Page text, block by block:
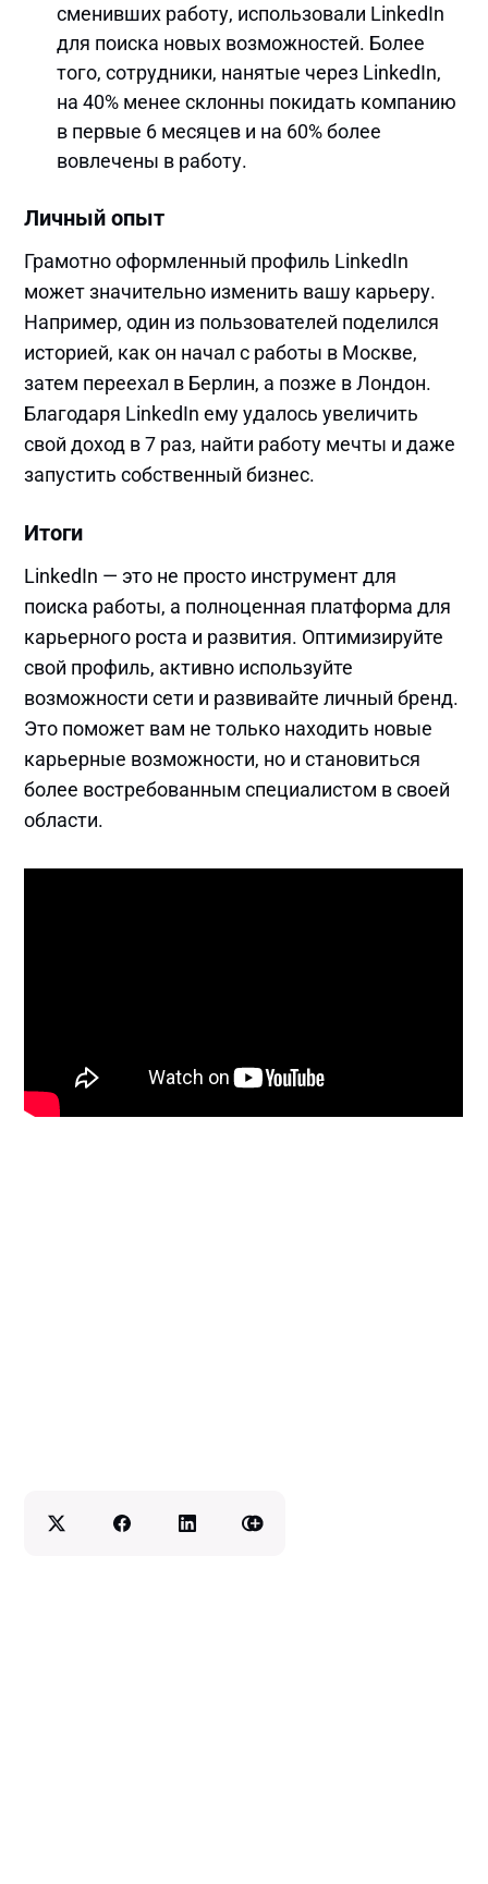
сменивших работу, использовали LinkedIn
для поиска новых возможностей. Более
того, сотрудники, нанятые через LinkedIn,
на 40% менее склонны покидать компанию
в первые 6 месяцев и на 60% более
вовлечены в работу.
Личный опыт
Грамотно оформленный профиль LinkedIn
может значительно изменить вашу карьеру.
Например, один из пользователей поделился
историей, как он начал с работы в Москве,
затем переехал в Берлин, а позже в Лондон.
Благодаря LinkedIn ему удалось увеличить
свой доход в 7 раз, найти работу мечты и даже
запустить собственный бизнес.
Итоги
LinkedIn — это не просто инструмент для
поиска работы, а полноценная платформа для
карьерного роста и развития. Оптимизируйте
свой профиль, активно используйте
возможности сети и развивайте личный бренд.
Это поможет вам не только находить новые
карьерные возможности, но и становиться
более востребованным специалистом в своей
области.